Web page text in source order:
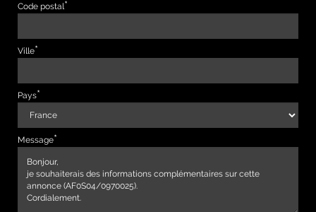
Code postal
Ville
Pays
Message